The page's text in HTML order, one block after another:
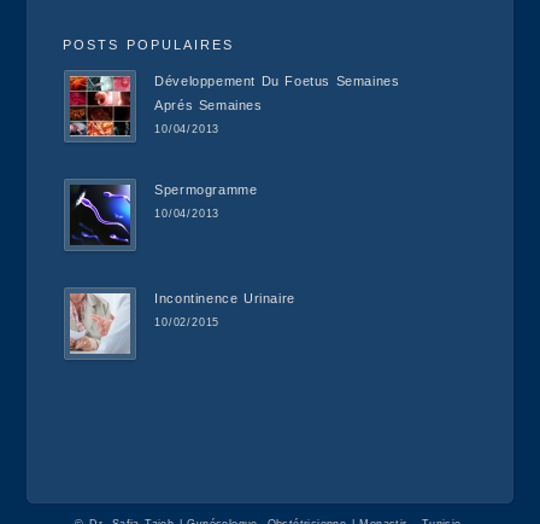
POSTS POPULAIRES
Développement Du Foetus Semaines
Aprés Semaines
10/04/2013
Spermogramme
10/04/2013
Incontinence Urinaire
10/02/2015